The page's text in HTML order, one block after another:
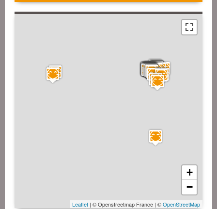
+
−
Leaflet | © Openstreetmap France | ©OpenStreetMap